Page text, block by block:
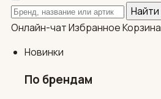
Поиск по каталогу
Найти
Онлайн-чатИзбранноеКорзина
Новинки
По брендам